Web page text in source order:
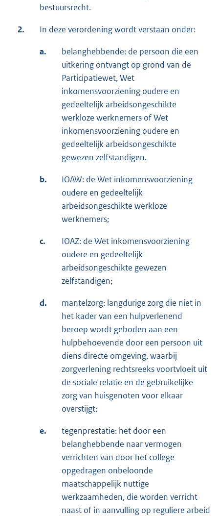
bestuursrecht.
2. In deze verordening wordt verstaan onder:
a.
belanghebbende: de persoon die een
uitkering ontvangt op grond van de
Participatiewet, Wet
inkomensvoorziening oudere en
gedeeltelijk arbeidsongeschikte
werkloze werknemers of Wet
inkomensvoorziening oudere en
gedeeltelijk arbeidsongeschikte
gewezen zelfstandigen.
b.
IOAW: de Wet inkomensvoorziening
oudere en gedeeltelijk
arbeidsongeschikte werkloze
werknemers;
c.
IOAZ: de Wet inkomensvoorziening
oudere en gedeeltelijk
arbeidsongeschikte gewezen
zelfstandigen;
d.
mantelzorg: langdurige zorg die niet in
het kader van een hulpverlenend
beroep wordt geboden aan een
hulpbehoevende door een persoon uit
diens directe omgeving, waarbij
zorgverlening rechtsreeks voortvloeit uit
de sociale relatie en de gebruikelijke
zorg van huisgenoten voor elkaar
overstijgt;
e.
tegenprestatie: het door een
belanghebbende naar vermogen
verrichten van door het college
opgedragen onbeloonde
maatschappelijk nuttige
werkzaamheden, die worden verricht
naast of in aanvulling op reguliere arbeid